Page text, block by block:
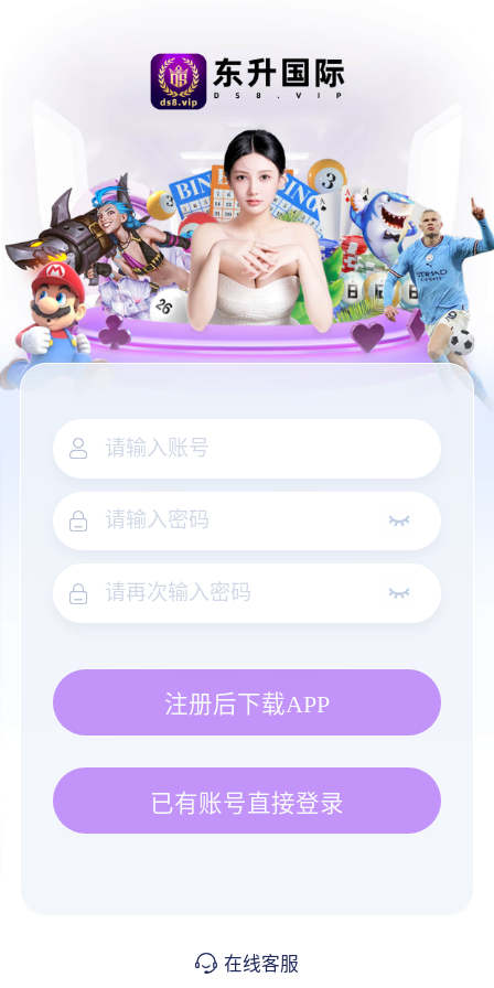
注册后下载APP
已有账号直接登录
在线客服